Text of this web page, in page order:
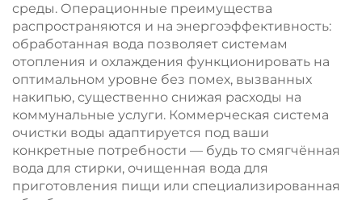
среды. Операционные преимущества
распространяются и на энергоэффективность:
обработанная вода позволяет системам
отопления и охлаждения функционировать на
оптимальном уровне без помех, вызванных
накипью, существенно снижая расходы на
коммунальные услуги. Коммерческая система
очистки воды адаптируется под ваши
конкретные потребности — будь то смягчённая
вода для стирки, очищенная вода для
приготовления пищи или специализированная